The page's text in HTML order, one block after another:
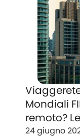
Mondiali
remoto?
24 giugno